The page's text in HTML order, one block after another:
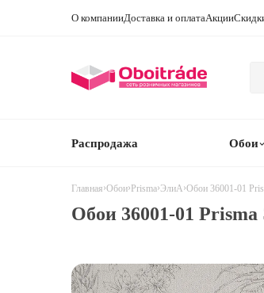
О компанииДоставка и оплатаАкции
Распродажа Обои
Главная›Обои› Prisma›ЭлиА›Обои 36001-01
Обои 36001-01